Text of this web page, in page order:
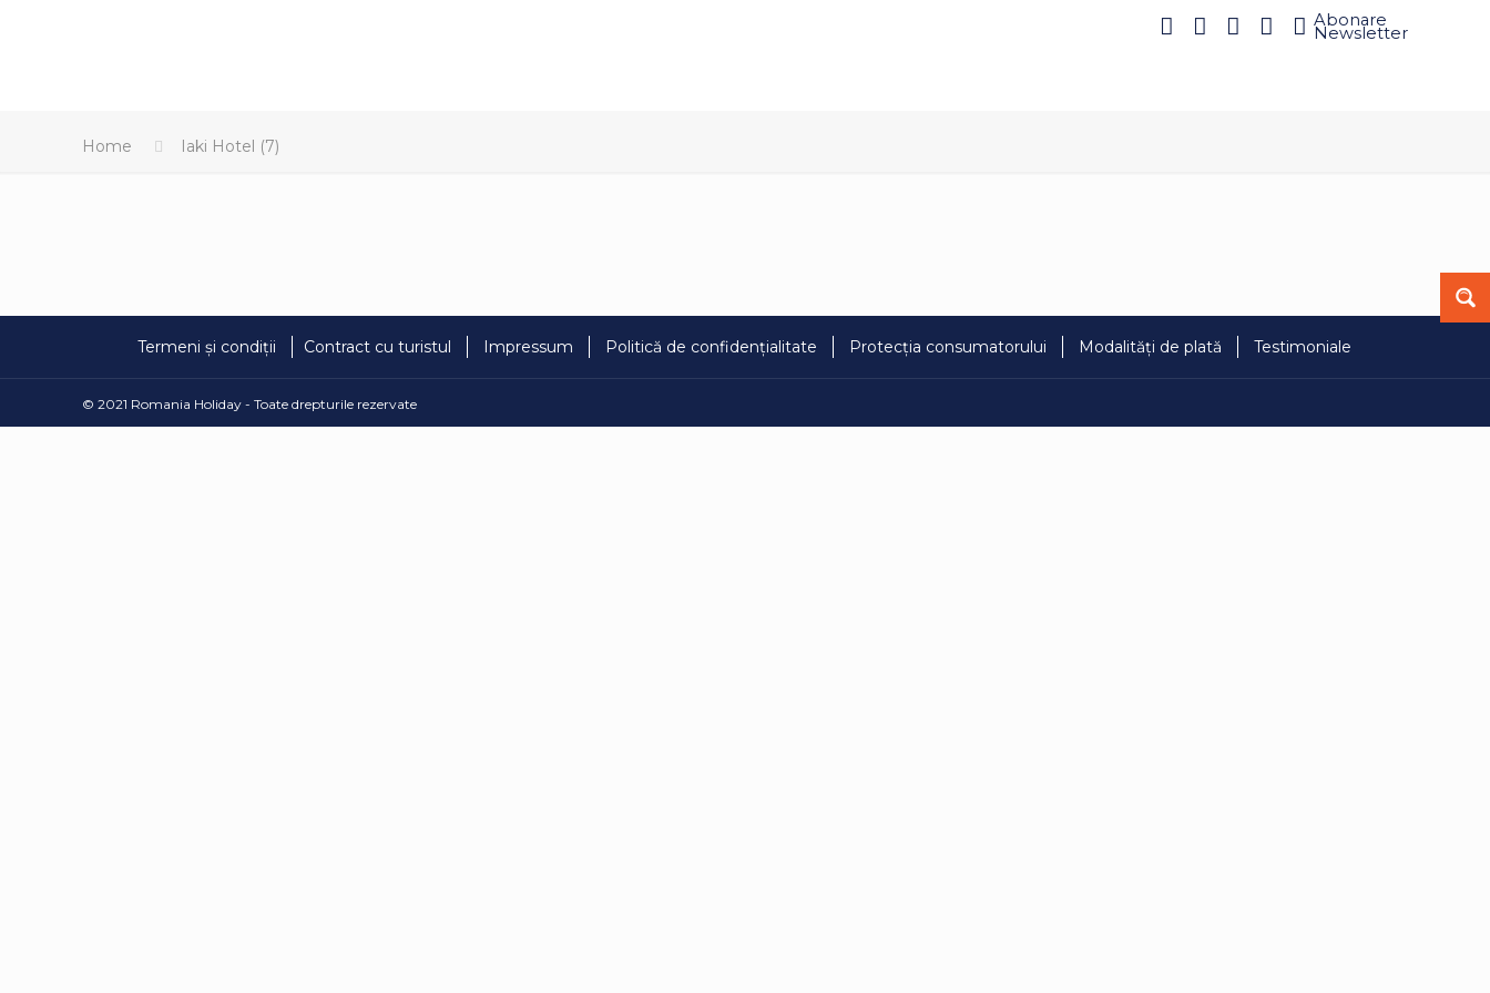
Abonare
Newsletter
Home Iaki Hotel (7)
Termeni și condiții Contract cu turistul Impressum Politică de confidențialitate Protecția consumatorului Modalități de plată Testimoniale
© 2021 Romania Holiday - Toate drepturile rezervate